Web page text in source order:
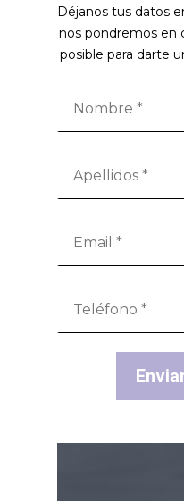
Déjanos tus datos
nos pondremos en
posible para darte